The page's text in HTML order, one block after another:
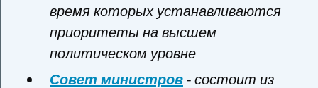
время которых устанавливаются
приоритеты на высшем
политическом уровне
Совет министров- состоит из